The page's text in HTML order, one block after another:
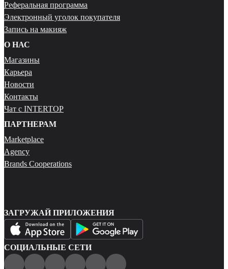
Реферальная программа
Электронный уголок покупателя
Запись на макияж
О НАС
Магазины
Карьера
Новости
Контакты
Чат с INTERTOP
ПАРТНЕРАМ
Marketplace
Agency
Brands Cooperations
ЗАГРУЖАЙ ПРИЛОЖЕНИЯ
СОЦИАЛЬНЫЕ СЕТИ